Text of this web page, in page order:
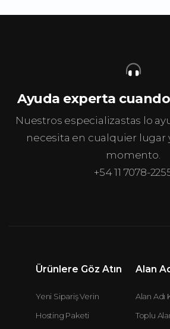
Ayuda experta
Nuestros especializastas lo
necesita en cualquier lugar
momento.
+54 11 7078-
Ürünlere Göz Atın
Yeni Sipariş Verin
Hosting Paketi
Alan
Alan Adı
Toplu